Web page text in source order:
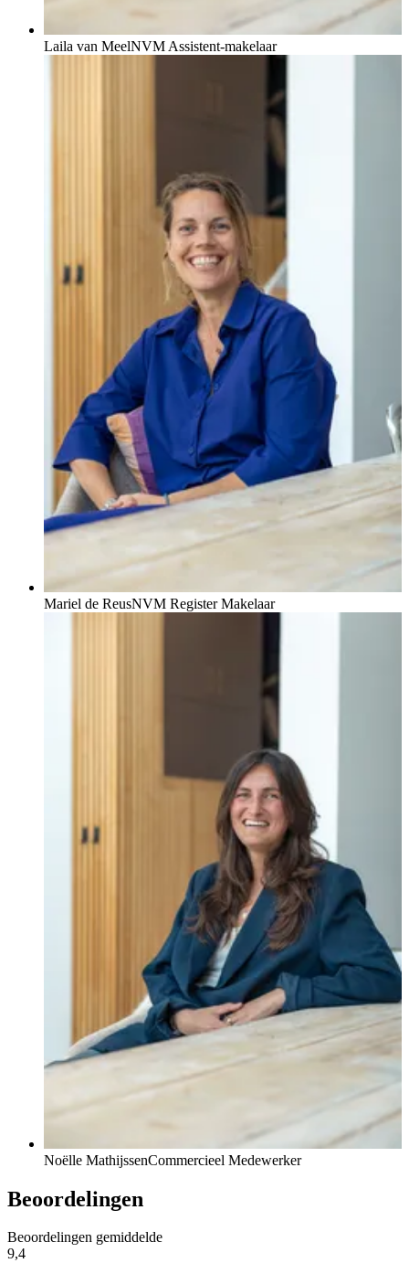
Laila van MeelNVM Assistent-makelaar
Mariel de ReusNVM Register Makelaar
Noëlle MathijssenCommercieel Medewerker
Beoordelingen
Beoordelingen gemiddelde
9,4